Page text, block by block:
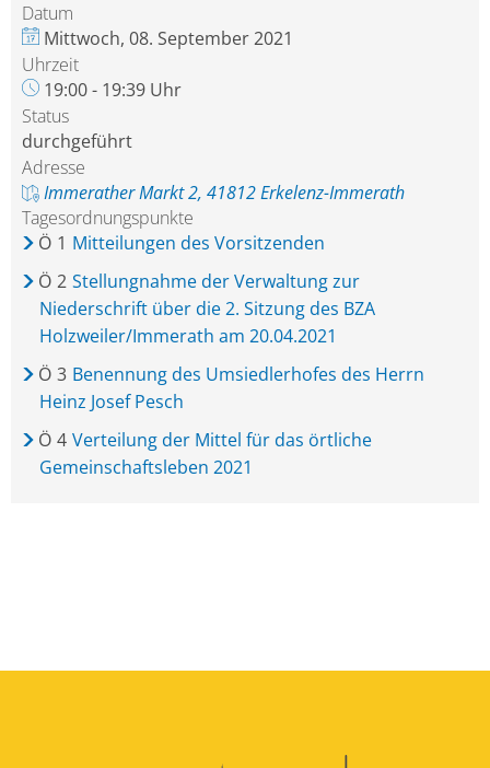
Datum
Mittwoch, 08. September 2021
Uhrzeit
19:00 - 19:39 Uhr
Status
durchgeführt
Adresse
Immerather Markt 2, 41812 Erkelenz-Immerath
Tagesordnungspunkte
Ö 1 Mitteilungen des Vorsitzenden
Ö 2 Stellungnahme der Verwaltung zur
Niederschrift über die 2. Sitzung des BZA
Holzweiler/Immerath am 20.04.2021
Ö 3 Benennung des Umsiedlerhofes des Herrn
Heinz Josef Pesch
Ö 4 Verteilung der Mittel für das örtliche
Gemeinschaftsleben 2021